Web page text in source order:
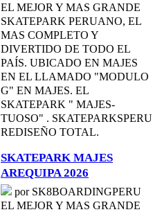
EL MEJOR Y MAS GRANDE
SKATEPARK PERUANO, EL
MAS COMPLETO Y
DIVERTIDO DE TODO EL
PAÍS. UBICADO EN MAJES
EN EL LLAMADO "MODULO
G" EN MAJES. EL
SKATEPARK " MAJES-
TUOSO" . SKATEPARKSPERU
REDISEÑO TOTAL.
SKATEPARK MAJES
AREQUIPA 2026
por SK8BOARDINGPERU
EL MEJOR Y MAS GRANDE